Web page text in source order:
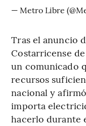
— Metro Libre
Tras el anuncio
Costarricense
un comunicado
recursos
nacional y
importa
hacerlo durante